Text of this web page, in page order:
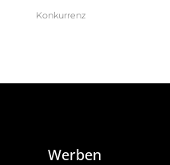
Konkurrenz
Werben